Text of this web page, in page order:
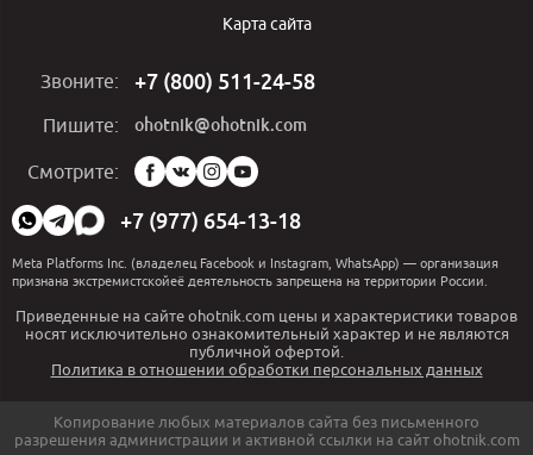
Карта сайта
Звоните: +7 (800) 511-24-58
Пишите: ohotnik@ohotnik.com
Смотрите:
Мы
в
социальных
сетях:
+7 (977) 654-13-18
Meta Platforms Inc. (владелец Facebook и Instagram, WhatsApp) — организация
признана экстремистскойеё деятельность запрещена на территории России.
Приведенные на сайте ohotnik.com цены и характеристики товаров
носят исключительно ознакомительный характер и не являются
публичной офертой.
Политика в отношении обработки персональных данных
Копирование любых материалов сайта без письменного
разрешения администрации и активной ссылки на сайт ohotnik.com